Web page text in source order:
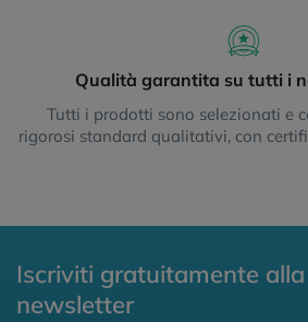
Qualità garantita su tutti i
Tutti i prodotti sono selezionati e
rigorosi standard qualitativi, con
Iscriviti gratuitamente
newsletter